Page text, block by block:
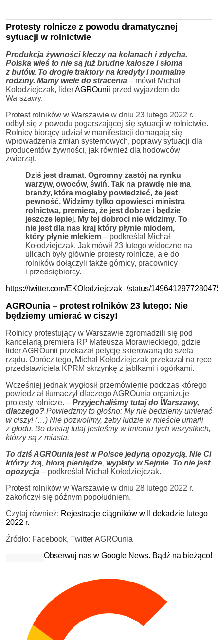
Protesty rolnicze z powodu dramatycznej
sytuacji w rolnictwie
Produkcja żywności klęczy na kolanach i zdycha.
Polska wieś to nie są już brudne kalosze i słoma
z butów. To drogie traktory na kredyty i normalne
rodziny. Mamy wiele do stracenia – mówił Michał
Kołodziejczak, liderAGROunii przed wyjazdem do
Warszawy.
Protest rolników w Warszawie w dniu 23 lutego 2022 r.
odbył się z powodu pogarszającej się sytuacji w rolnictwie.
Rolnicy biorący udział w manifestacji domagają się
wprowadzenia zmian systemowych, poprawy sytuacji dla
producentów żywności, jak również dla hodowców
zwierząt.
Dziś jest dramat. Ogromny zastój na rynku
warzyw, owoców, świń. Tak na prawdę nie ma
branży, która mogłaby powiedzieć, że jest
pewność. Widzimy tylko opowieści ministra
rolnictwa, premiera, że jest dobrze i będzie
jeszcze lepiej. My tej dobroci nie widzimy. To
nie jest dla nas kraj który płynie miodem,
który płynie mlekiem – podkreślał Michał
Kołodziejczak. Jak mówił 23 lutego widoczne na
ulicach były głównie protesty rolnicze, ale do
rolników dołączyli także górnicy, pracownicy
i przedsiębiorcy.
https://twitter.com/EKOlodziejczak_/status/
AGROunia – protest rolników 23 lutego: Nie
będziemy umierać w ciszy!
Rolnicy protestujący w Warszawie zgromadzili się pod
kancelarią premiera RP Mateusza Morawieckiego, gdzie
lider AGROunii przekazał petycję skierowaną do szefa
rządu. Oprócz tego, Michał Kołodziejczak przekazał na ręce
przedstawiciela KPRM skrzynkę z jabłkami i ogórkami.
Wcześniej jednak wygłosił przemówienie podczas którego
powiedział tłumaczył dlaczego AGROunia organizuje
protesty rolnicze. – Przyjechaliśmy tutaj do Warszawy,
dlaczego? Powiedzmy to głośno: My nie będziemy umierać
w ciszy! (…) Nie pozwolimy, żeby ludzie w mieście umarli
z głodu. Bo dzisiaj tutaj jesteśmy w imieniu tych wszystkich,
którzy są z miasta.
To dziś AGROunia jest w Polsce jedyną opozycją. Nie Ci
którzy żrą, biorą pieniądze, wypłaty w Sejmie. To nie jest
opozycja – podkreślał Michał Kołodziejczak.
Protest rolników w Warszawie w dniu 28 lutego 2022 r.
zakończył się późnym popołudniem.
Czytaj również: Rejestracje ciągników w II dekadzie lutego
2022 r.
Źródło: Facebook, Twitter AGROunia
Obserwuj nas w Google News. Bądź na bieżąco!